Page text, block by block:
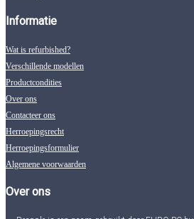
Informatie
Wat is refurbished?
Verschillende modellen
Productcondities
Over ons
Contacteer ons
Herroepingsrecht
Herroepingsformulier
Algemene voorwaarden
Over ons